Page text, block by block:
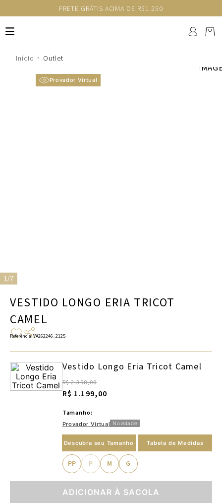
FRETE GRÁTIS ACIMA DE R$1.250
Outlet
Provador Virtual
1/7
VESTIDO LONGO ERIA TRICOT
CAMEL
Referência:VA262246_2125
Vestido Longo Eria Tricot Camel
R$ 2.398,00
R$ 1.199,00
Tamanho:
Provador Virtual Novidade
Descubra seu Tamanho Tabela de Medidas
PP P M G
ADICIONAR À SACOLA